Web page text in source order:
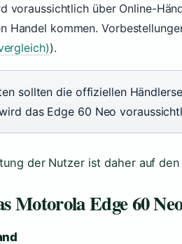
voraussichtlich über Online-
Handel kommen.
).
sollten die offiziellen
das Edge 60 Neo
der Nutzer ist daher auf
Motorola Edge 60